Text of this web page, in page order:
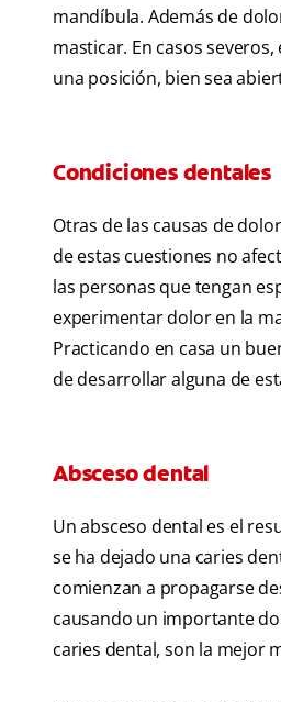
mandíbula. Además de
masticar. En casos
una posición, bien sea
Condiciones dentales
Otras de las causas de
de estas cuestiones no
las personas que tengan
experimentar dolor en la
Practicando en casa un
de desarrollar alguna de
Absceso dental
Un absceso dental es el
se ha dejado una caries
comienzan a propagarse
causando un importante
caries dental, son la mejor